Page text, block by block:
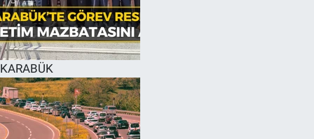
KARABÜK
Tüm Manşetler
Son Dakika Haberleri
Haber Arşivi